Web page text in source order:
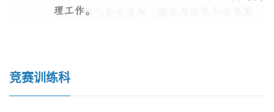
竞赛训练科